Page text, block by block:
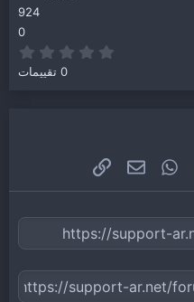
924
0
0.00
0 تقييمات
WhatsAppالبريد الإلكتروني
الرابط